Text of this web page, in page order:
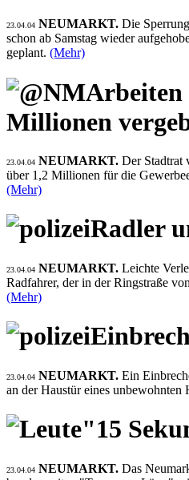
23.04.04 NEUMARKT. Die
schon ab Samstag wieder
geplant. (Mehr)
Arbeiten
Millionen
23.04.04 NEUMARKT. Der Stadtrat
über 1,2 Millionen für die
(Mehr)
Radler
23.04.04 NEUMARKT. Leichte
Radfahrer, der in der Ringstraße
(Mehr)
23.04.04 NEUMARKT. Ein
an der Haustür eines unbewohnten
"15
23.04.04 NEUMARKT. Das